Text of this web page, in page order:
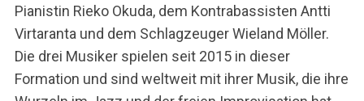
Pianistin Rieko Okuda, dem Kontrabassisten Antti
Virtaranta und dem Schlagzeuger Wieland Möller.
Die drei Musiker spielen seit 2015 in dieser
Formation und sind weltweit mit ihrer Musik, die ihre